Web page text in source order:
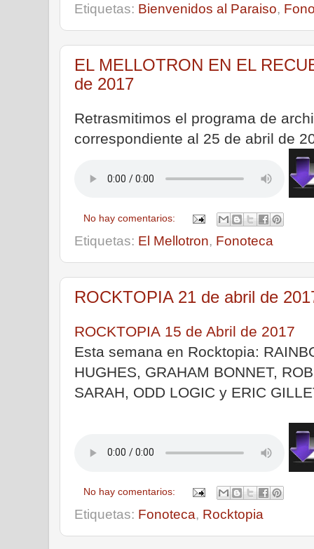
Etiquetas: Bienvenidos al Paraiso,
EL MELLOTRON EN EL
de 2017
Retrasmitimos el programa de
correspondiente al 25 de abril de
No hay comentarios:
Etiquetas: El Mellotron, Fonoteca
ROCKTOPIA 21 de abril de
ROCKTOPIA 15 de Abril de 2017
Esta semana en Rocktopia:
HUGHES, GRAHAM BONNET,
SARAH, ODD LOGIC y ERIC
No hay comentarios:
Etiquetas: Fonoteca, Rocktopia